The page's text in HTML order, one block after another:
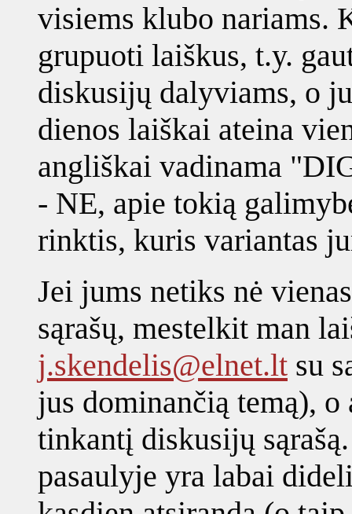
visiems klubo nariams.
grupuoti laiškus, t.y.
diskusijų dalyviams, o
dienos laiškai ateina
angliškai vadinama
- NE, apie tokią
rinktis, kuris variantas
Jei jums netiks nė
sąrašų, mestelkit man
j.skendelis@elnet.lt su
jus dominančią temą), o
tinkantį diskusijų
pasaulyje yra labai